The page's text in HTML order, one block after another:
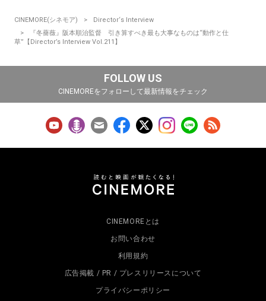
CINEMORE(シネモア)
Director‘s Interview
『冬薔薇』阪本順治監督 引き算すべき最も大事なものは“動作と仕
草”【Director’s Interview Vol.211】
FOLLOW US
CINEMOREをフォローして最新情報をチェック
CINEMOREとは
お問い合わせ
利用規約
広告掲載 / PR / プレスリリースについて
プライバシーポリシー